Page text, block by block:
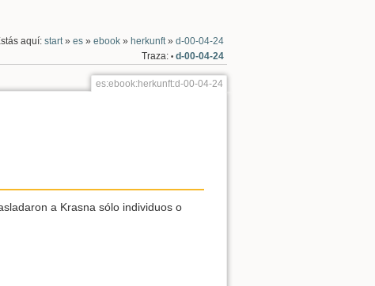
aquí: start» es» ebook» herkunft» d-00-04-24
Traza: • d-00-04-24
es:ebook:herkunft:d-00-04-24
a Krasna sólo individuos o